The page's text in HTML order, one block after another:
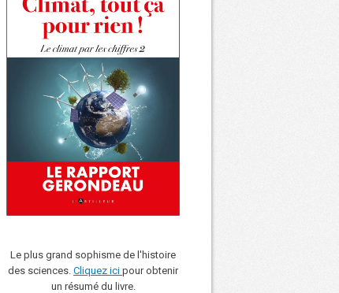
Le plus grand sophisme de l'histoire
des sciences. Cliquez ici pour obtenir
un résumé du livre.